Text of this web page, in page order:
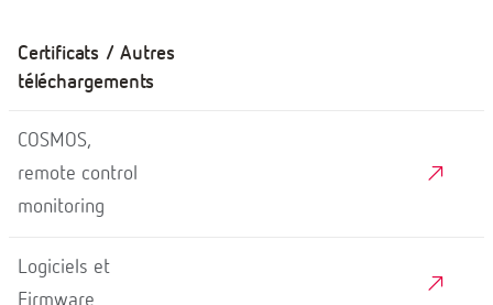
Certificats / Autres
téléchargements
COSMOS,
remote control
monitoring
Logiciels et
Firmware